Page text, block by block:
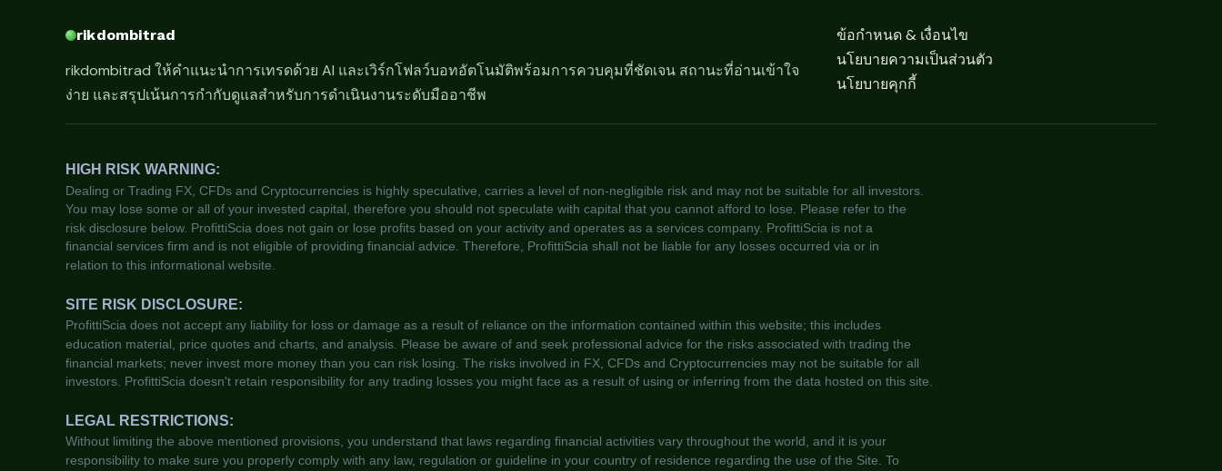
rikdombitrad
rikdombitrad ให้คำแนะนำการเทรดด้วย AI และเวิร์กโฟลว์บอทอัตโนมัติพร้อมการควบคุมที่ชัดเจน สถานะที่อ่านเข้าใจ
ง่าย และสรุปเน้นการกำกับดูแลสำหรับการดำเนินงานระดับมืออาชีพ
ข้อกำหนด & เงื่อนไข
นโยบายความเป็นส่วนตัว
นโยบายคุกกี้